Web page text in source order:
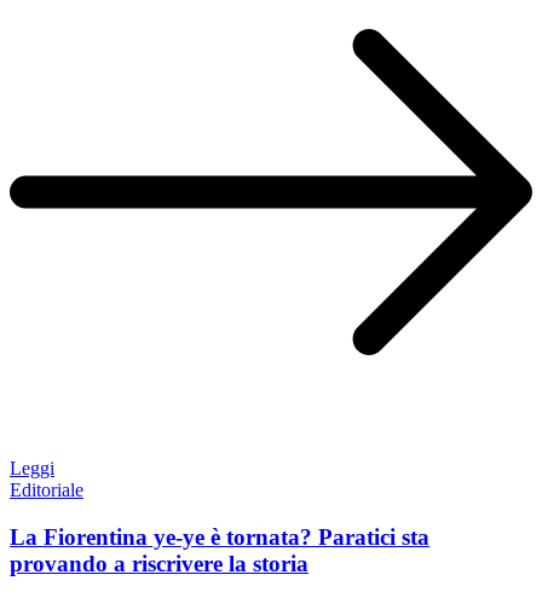
Leggi
Editoriale
La Fiorentina ye-ye è tornata? Paratici sta
provando a riscrivere la storia